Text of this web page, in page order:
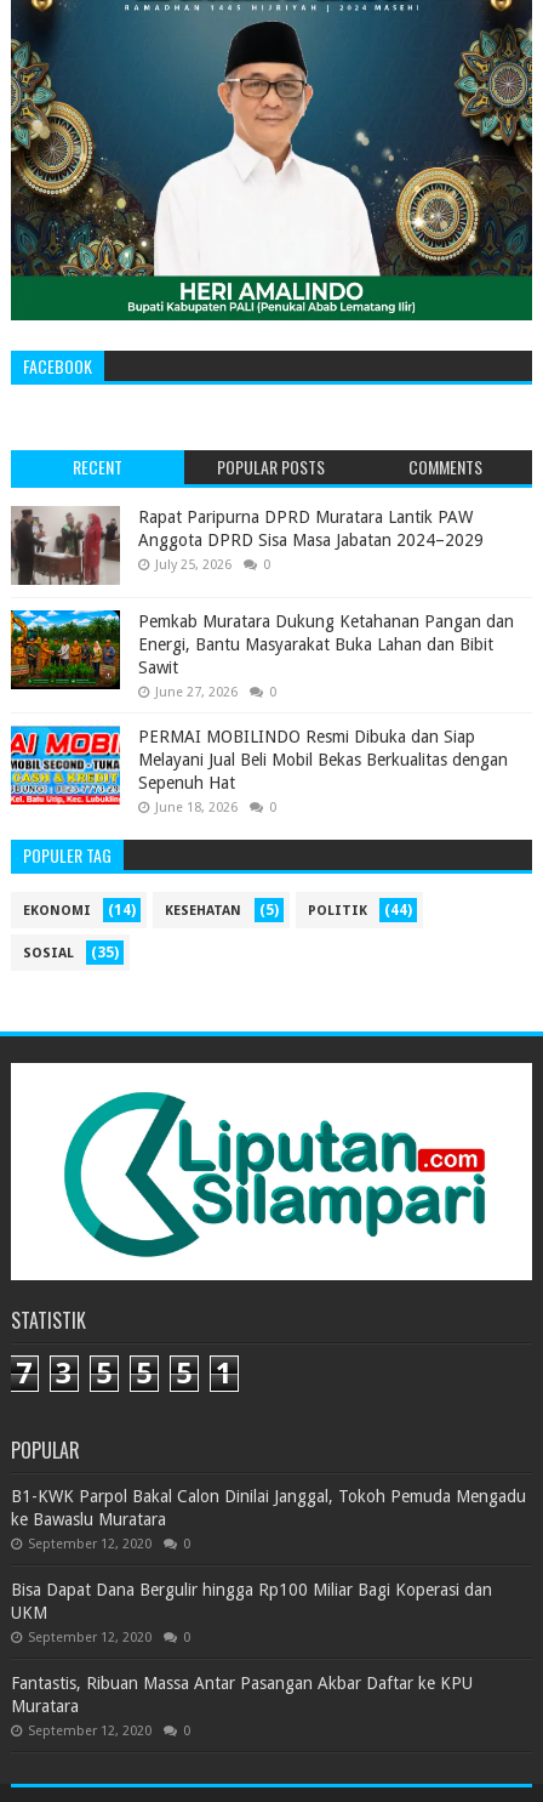
FACEBOOK
RECENT POPULAR POSTS COMMENTS
‎Rapat Paripurna DPRD Muratara Lantik PAW
Anggota DPRD Sisa Masa Jabatan 2024–2029 ‎
July 25, 2026 0
Pemkab Muratara Dukung Ketahanan Pangan dan
Energi, Bantu Masyarakat Buka Lahan dan Bibit
Sawit
June 27, 2026 0
PERMAI MOBILINDO Resmi Dibuka dan Siap
Melayani Jual Beli Mobil Bekas Berkualitas dengan
Sepenuh Hat
June 18, 2026 0
POPULER TAG
EKONOMI (14) KESEHATAN (5) POLITIK (44)
SOSIAL (35)
STATISTIK
7 3 5 5 5 1
POPULAR
B1-KWK Parpol Bakal Calon Dinilai Janggal, Tokoh Pemuda Mengadu
ke Bawaslu Muratara
September 12, 2020 0
Bisa Dapat Dana Bergulir hingga Rp100 Miliar Bagi Koperasi dan
UKM
September 12, 2020 0
Fantastis, Ribuan Massa Antar Pasangan Akbar Daftar ke KPU
Muratara
September 12, 2020 0